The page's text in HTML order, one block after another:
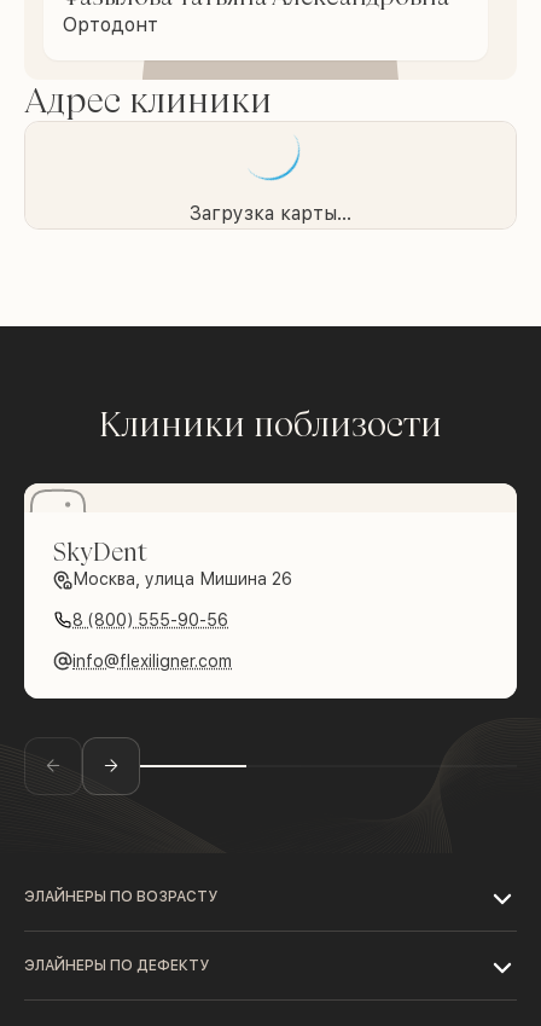
Ортодонт
Адрес клиники
Загрузка карты...
Клиники поблизости
SkyDent
Москва, улица Мишина 26
8 (800) 555-90-56
info@flexiligner.com
ЭЛАЙНЕРЫ ПО ВОЗРАСТУ
ЭЛАЙНЕРЫ ПО ДЕФЕКТУ